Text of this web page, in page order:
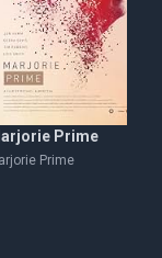
Prime
Prime